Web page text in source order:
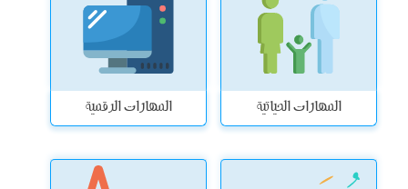
المهارات الحياتية المهارات الرقمية